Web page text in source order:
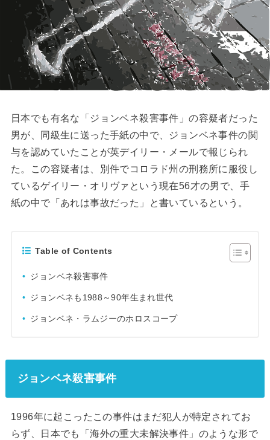
日本でも有名な「ジョンベネ殺害事件」の容疑者だった
男が、同級生に送った手紙の中で、ジョンベネ事件の関
与を認めていたことが英デイリー・メールで報じられ
た。この容疑者は、別件でコロラド州の刑務所に服役し
ているゲイリー・オリヴァという現在56才の男で、手
紙の中で「あれは事故だった」と書いているという。
Table of Contents
ジョンベネ殺害事件
ジョンベネも1988～90年生まれ世代
ジョンベネ・ラムジーのホロスコープ
ジョンベネ殺害事件
1996年に起こったこの事件はまだ犯人が特定されてお
らず、日本でも「海外の重大未解決事件」のような形で